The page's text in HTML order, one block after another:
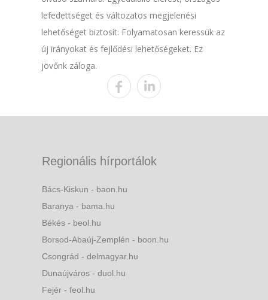
lefedettséget és változatos megjelenési
lehetőséget biztosít. Folyamatosan keressük az
új irányokat és fejlődési lehetőségeket. Ez
jövőnk záloga.
Regionális hírportálok
Bács-Kiskun - baon.hu
Baranya - bama.hu
Békés - beol.hu
Borsod-Abaúj-Zemplén - boon.hu
Csongrád - delmagyar.hu
Dunaújváros - duol.hu
Fejér - feol.hu